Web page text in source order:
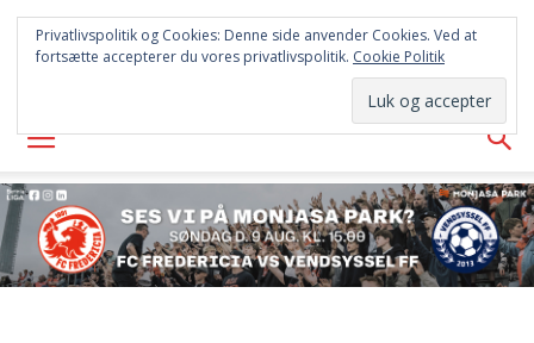
FREDERICIA
AVISEN
Privatlivspolitik og Cookies: Denne side anvender Cookies. Ved at
fortsætte accepterer du vores privatlivspolitik. Cookie Politik